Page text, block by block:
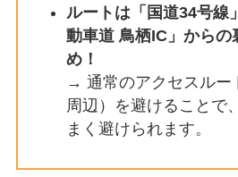
ルートは「国道34号線
動車道 鳥栖IC」からの
め！
→ 通常のアクセスルー
周辺）を避けることで
まく避けられます。